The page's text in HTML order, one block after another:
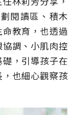
閱讀區、積木
教育，也透過
協調、小肌肉控
，引導孩子在
也細心觀察孩